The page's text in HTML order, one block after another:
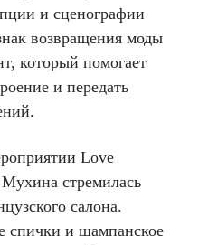
и сценографии
возвращения моды
который помогает
и передать
Love
стремилась
салона.
спички и шампанское